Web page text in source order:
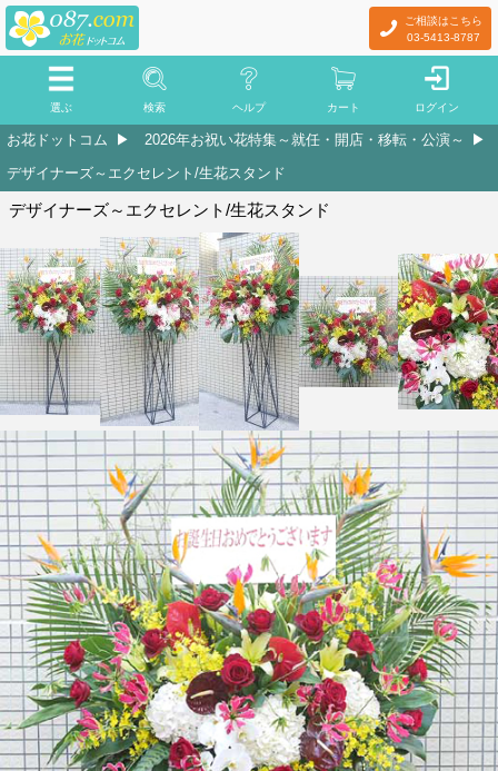
ご相談はこちら
03-5413-8787
選ぶ 検索 ヘルプ カート ログイン
お花ドットコム
2026年お祝い花特集～就任・開店・移転・公演～
デザイナーズ～エクセレント/生花スタンド
デザイナーズ～エクセレント/生花スタンド